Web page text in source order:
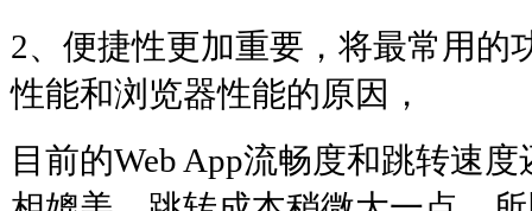
2、便捷性更加重要，将最常用的
性能和浏览器性能的原因，
目前的Web App流畅度和跳转速